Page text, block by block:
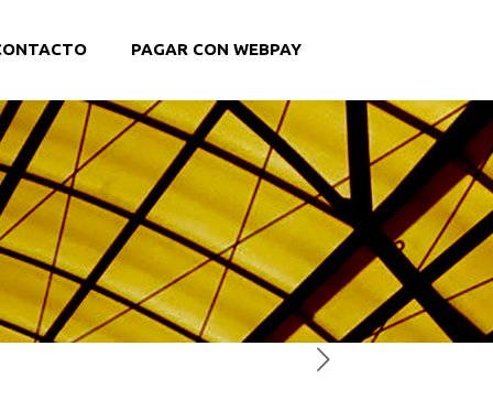
PAGAR CON WEBPAY